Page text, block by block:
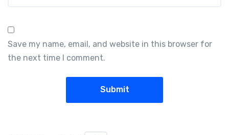
Save my name, email, and website in this browser for
the next time I comment.